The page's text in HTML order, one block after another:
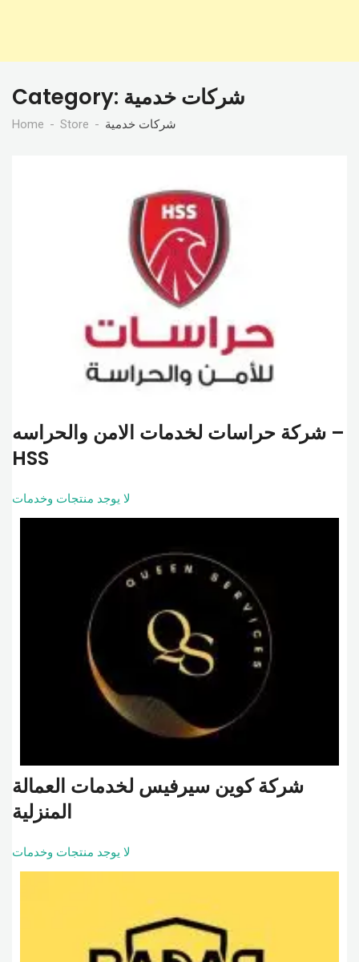
Category: شركات خدمية
Home Store شركات خدمية
شركة حراسات لخدمات الامن والحراسه –
HSS
لا يوجد منتجات وخدمات
شركة كوين سيرفيس لخدمات العمالة
المنزلية
لا يوجد منتجات وخدمات